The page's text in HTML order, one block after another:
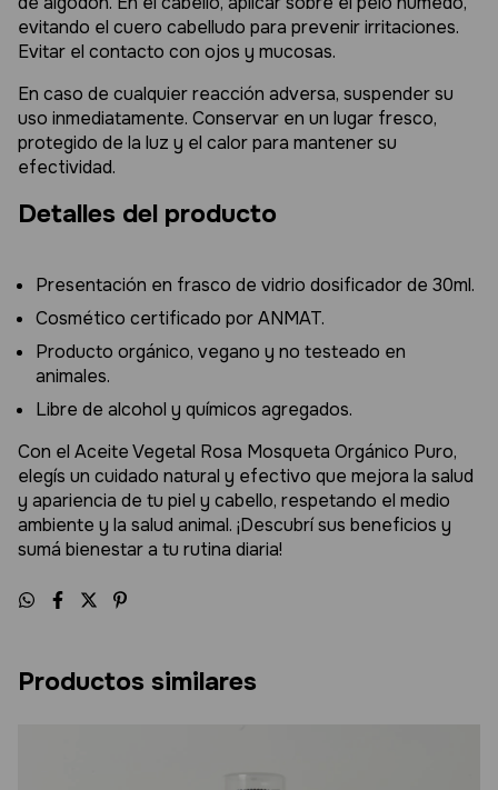
evitando el cuero cabelludo para prevenir irritaciones.
Evitar el contacto con ojos y mucosas.
En caso de cualquier reacción adversa, suspender su
uso inmediatamente. Conservar en un lugar fresco,
protegido de la luz y el calor para mantener su
efectividad.
Detalles del producto
Presentación en frasco de vidrio dosificador de 30ml.
Cosmético certificado por ANMAT.
Producto orgánico, vegano y no testeado en
animales.
Libre de alcohol y químicos agregados.
Con el Aceite Vegetal Rosa Mosqueta Orgánico Puro,
elegís un cuidado natural y efectivo que mejora la salud
y apariencia de tu piel y cabello, respetando el medio
ambiente y la salud animal. ¡Descubrí sus beneficios y
sumá bienestar a tu rutina diaria!
Productos similares